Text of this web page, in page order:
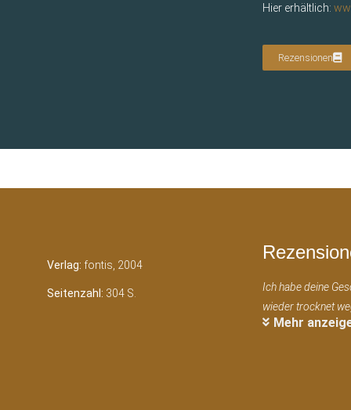
Hier erhältlich:
Rezensionen
Verlag: fontis, 2004
Seitenzahl: 304 S.
Ich habe deine
wieder trocknet
Mehr